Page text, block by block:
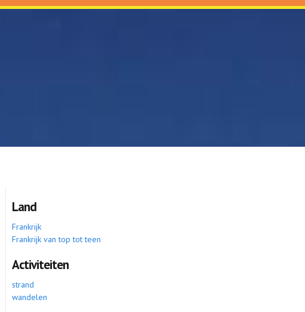
Land
Frankrijk
Frankrijk van top tot teen
Activiteiten
strand
wandelen